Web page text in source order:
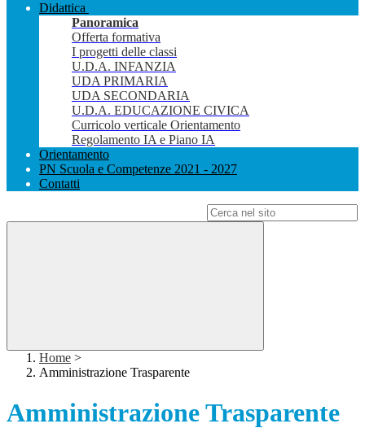
Didattica
Panoramica
Offerta formativa
I progetti delle classi
U.D.A. INFANZIA
UDA PRIMARIA
UDA SECONDARIA
U.D.A. EDUCAZIONE CIVICA
Curricolo verticale Orientamento
Regolamento IA e Piano IA
Orientamento
PN Scuola e Competenze 2021 - 2027
Contatti
Home >
Amministrazione Trasparente
Amministrazione Trasparente